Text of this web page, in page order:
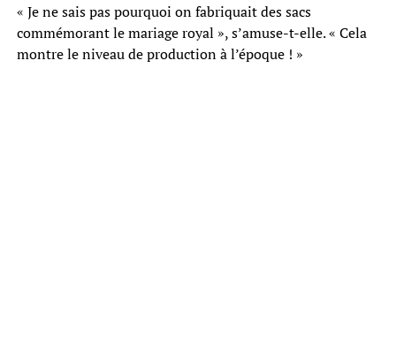
« Je ne sais pas pourquoi on fabriquait des sacs
commémorant le mariage royal », s’amuse-t-elle. « Cela
montre le niveau de production à l’époque ! »